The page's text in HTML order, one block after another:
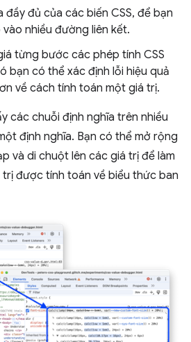
đầy đủ của các biến CSS, để bạn
nhiều đường liên kết.
từng bước các phép tính CSS
bạn có thể xác định lỗi hiệu quả
về cách tính toán một giá trị.
các chuỗi định nghĩa trên nhiều
định nghĩa. Bạn có thể mở rộng
và di chuột lên các giá trị để làm
được tính toán về biểu thức ban